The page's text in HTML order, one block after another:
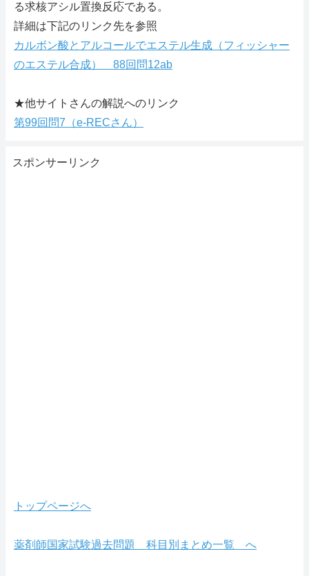
る求核アシル置換反応である。
詳細は下記のリンク先を参照
カルボン酸とアルコールでエステル生成（フィッシャー
のエステル合成） 88回問12ab
★他サイトさんの解説へのリンク
第99回問7（e-RECさん）
スポンサーリンク
トップページへ
薬剤師国家試験過去問題 科目別まとめ一覧 へ